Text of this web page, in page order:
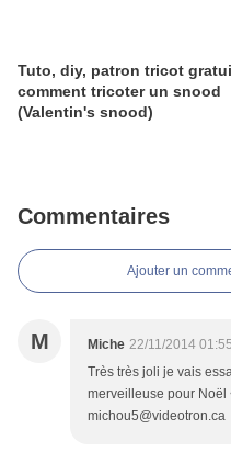
Tuto, diy, patron tricot gratuit :
comment tricoter un snood
(Valentin's snood)
Commentaires
Ajouter un
M Miche 22/11/2014 01:55
Très très joli je vais
merveilleuse pour Noël
michou5@videotron.ca